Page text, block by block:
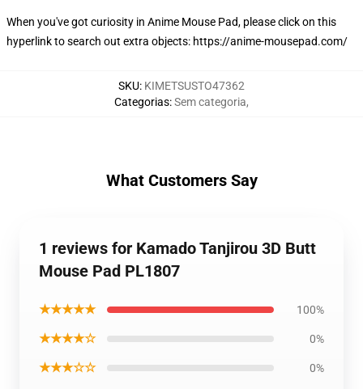
When you've got curiosity in Anime Mouse Pad, please click on this
hyperlink to search out extra objects: https://anime-mousepad.com/
SKU: KIMETSUSTO47362
Categorias:Sem categoria,
What Customers Say
1 reviews for Kamado Tanjirou 3D Butt
Mouse Pad PL1807
★★★★★ 100%
★★★★☆ 0%
★★★☆☆ 0%